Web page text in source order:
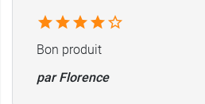
Bon produit
par Florence